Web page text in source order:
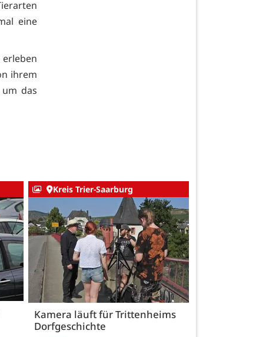
eine
ihrem
das
Kreis Trier-Saarburg
Kamera läuft für Trittenheims
Dorfgeschichte